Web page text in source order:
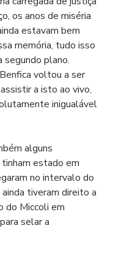
os anos de miséria
estavam bem
memória, tudo isso
segundo plano.
voltou a ser
a isto ao vivo,
inigualável
alguns
estado em
no intervalo do
tiveram direito a
do Miccoli em
selar a